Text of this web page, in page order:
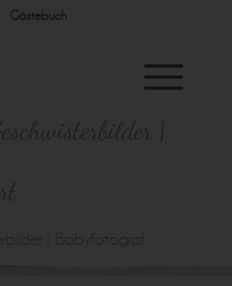
Gästebuch